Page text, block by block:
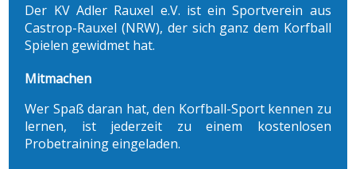
Der KV Adler Rauxel e.V. ist ein Sportverein aus
Castrop-Rauxel (NRW), der sich ganz dem Korfball
Spielen gewidmet hat.
Mitmachen
Wer Spaß daran hat, den Korfball-Sport kennen zu
lernen, ist jederzeit zu einem kostenlosen
Probetraining eingeladen.